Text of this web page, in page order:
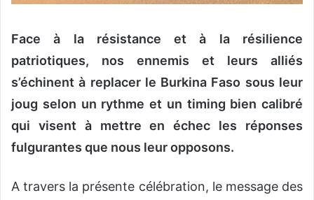
Face à la résistance et à la résilience
patriotiques, nos ennemis et leurs alliés
s’échinent à replacer le Burkina Faso sous leur
joug selon un rythme et un timing bien calibré
qui visent à mettre en échec les réponses
fulgurantes que nous leur opposons.
A travers la présente célébration, le message des